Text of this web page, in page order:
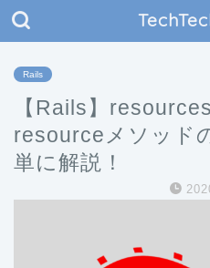
Rails
【Rails】
resourceメソッド
単に解説！